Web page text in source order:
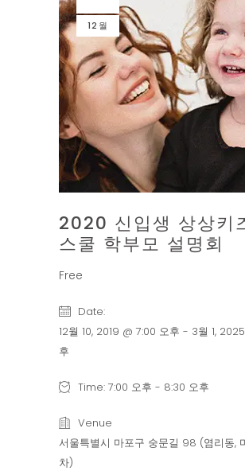
12월
2020 신입생 상상키
스쿨 학부모 설명회
Free
Date:
12월 10, 2019 @ 7:00 오후 - 3월 1,
후
Time: 7:00 오후 - 8:30 오후
Venue
서울특별시 마포구 숭문길 98 (염리동,
차)